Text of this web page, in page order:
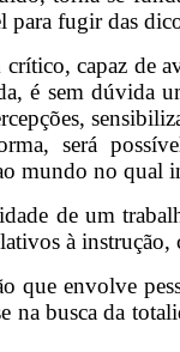
fugir das
capaz de
é sem dúvida
será
mundo no qual
de um
à
que envolve
na busca da